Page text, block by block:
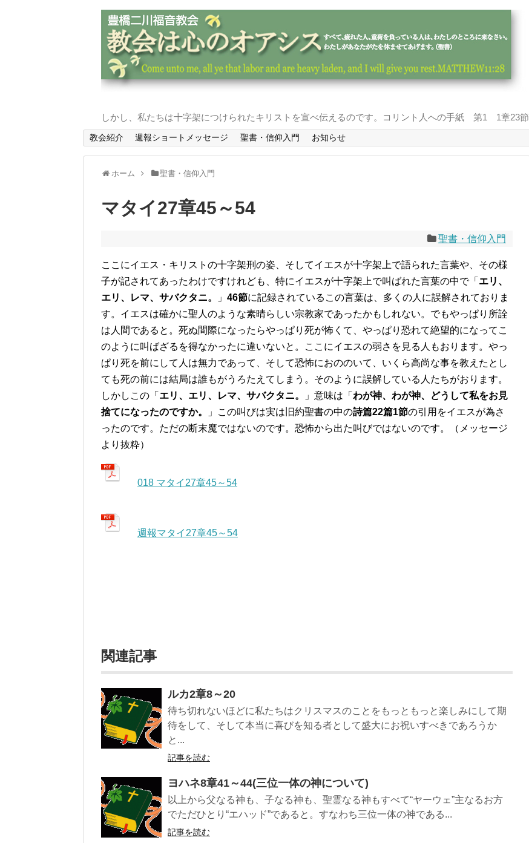
しかし、私たちは十字架につけられたキリストを宣べ伝えるのです。コリント人への手紙 第1 1章23節
教会紹介 週報ショートメッセージ 聖書・信仰入門 お知らせ
ホーム 聖書・信仰入門
マタイ27章45～54
聖書・信仰入門
ここにイエス・キリストの十字架刑の姿、そしてイエスが十字架上で語られた言葉や、その様
子が記されてあったわけですけれども、特にイエスが十字架上で叫ばれた言葉の中で「 エリ、
エリ、レマ、サバクタニ。
」 46節に記録されているこの言葉は、多くの人に誤解されておりま
す。イエスは確かに聖人のような素晴らしい宗教家であったかもしれない。でもやっぱり所詮
は人間であると。死ぬ間際になったらやっぱり死が怖くて、やっぱり恐れて絶望的になってこ
のように叫ばざるを得なかったに違いないと。ここにイエスの弱さを見る人もおります。やっ
ぱり死を前にして人は無力であって、そして恐怖におののいて、いくら高尚な事を教えたとし
ても死の前には結局は誰もがうろたえてしまう。そのように誤解している人たちがおります。
しかしこの「 エリ、エリ、レマ、サバクタニ。 」意味は「 わが神、わが神、どうして私をお見
捨てになったのですか。
」この叫びは実は旧約聖書の中の詩篇22篇1節の引用をイエスが為さ
ったのです。ただの断末魔ではないのです。恐怖から出た叫びではないのです。（メッセージ
より抜粋）
018 マタイ27章45～54
週報マタイ27章45～54
関連記事
ルカ2章8～20
待ち切れないほどに私たちはクリスマスのことをもっともっと楽しみにして期
待をして、そして本当に喜びを知る者として盛大にお祝いすべきであろうか
と...
記事を読む
ヨハネ8章41～44(三位一体の神について)
以上から父なる神も、子なる神も、聖霊なる神もすべて“ヤーウェ”主なるお方
でただひとり“エハッド”であると。すなわち三位一体の神である...
記事を読む